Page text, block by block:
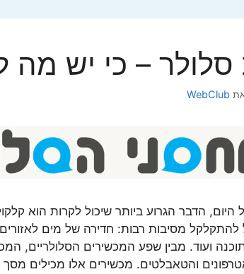
– כי יש מה
WebClub
היום, הדבר הגרוע ביותר שיכול לקרות הוא
להתקלקל מסיבות רבות: חדירה של מים
ועוד. מבין שפע המכשירים הסלולריים,
והטאבלטים. מכשירים אלו מכילים מסך